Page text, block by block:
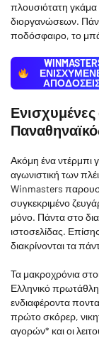
πλουσιότατη
διοργανώσεων.
ποδόσφαιρο, το
Ακόμη ένα ντέρμπι
αγωνιστική των
Winmasters
συγκεκριμένο
μόνο. Πάντα στο
ιστοσελίδας.
διακρίνονται τα
Τα μακροχρόνια
Ελληνικό
ενδιαφέροντα
πρώτο σκόρερ,
αγορών* και οι